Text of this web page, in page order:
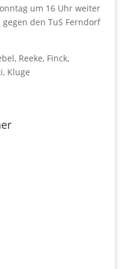
um 16 Uhr weiter
den TuS Ferndorf
Reeke, Finck,
Kluge